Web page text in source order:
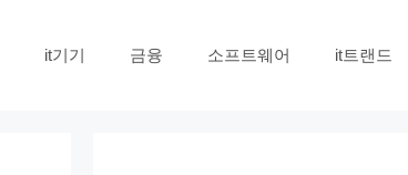
it기기 금융 소프트웨어 it트랜드